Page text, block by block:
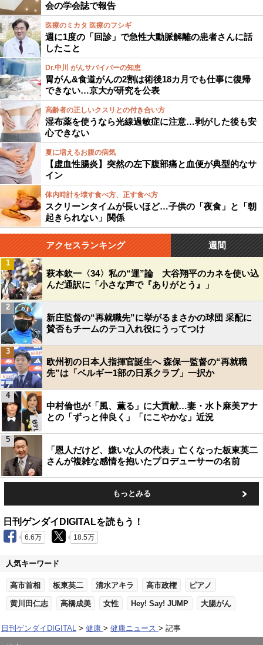
会の学会誌で報告
医療のミカタ 医療のフシギ
週に1度の「回診」で急性大動脈解離の患者さんに話
したこと
Dr.中川 がんサバイバーの知恵
胃がん&食道がんの2割は術後18カ月でも仕事に復帰
できない…京大が研究を公表
高齢者の正しいクスリとの付き合い方
湿布薬を使うなら光線過敏症に注意…剥がした後も安
心できない
夏に増えるお腹の病気
【虚血性腸炎】突然の左下腹部痛と血便が典型的なサ
イン
体内時計を壊す食べ方、正す食べ方
スクリーンタイムが長いほど…子供の「夜食」と「朝
起きられない」関係
アクセスランキング 週間
萩本欽一〈34〉私の“運”論 大谷翔平のカネを使い込
んだ通訳に「小さな声で『ありがとう』」
1
新庄監督の“再就職先”に挙がるまさかの球団 采配に
賛否もチームのテコ入れ役にうってつけ
2
欧州初の日本人指揮官誕生へ 森保一監督の“再就職
先”は「ベルギー1部の日系クラブ」一択か
3
中村倫也が「風、薫る」に大貢献…妻・水卜麻美アナ
との「ずっと仲良く」「にこやかな」近況
4
「恩人だけど、嫌いな人の代表」亡くなった板東英二
さんが複雑な感情を抱いたプロデューサーの名前
5
もっとみる
日刊ゲンダイDIGITALを読もう！
6.6万 18.5万
人気キーワード
高市首相 板東英二 清水アキラ 高市政権 ピアノ
黄川田仁志 高橋成美 女性 Hey! Say! JUMP 大腸がん
日刊ゲンダイDIGITAL 健康 健康ニュース 記事